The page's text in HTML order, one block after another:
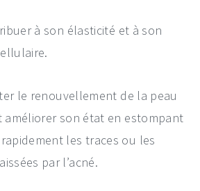
à son élasticité et à son
le renouvellement de la peau
améliorer son état en estompant
les traces ou les
par l’acné.